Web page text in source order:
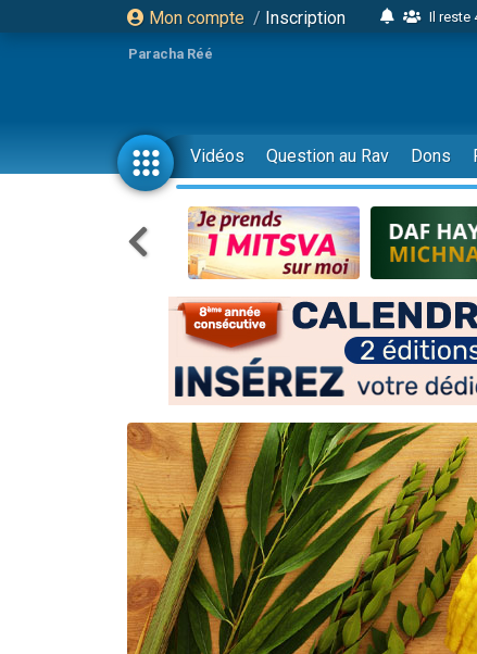
Mon compte / Inscription
Il reste
2
6
4
2
17
4
Il reste
Eva vient
4
3
Odaya
3
2
13
30
Il reste
12
29
Paracha Réé
Vidéos Question au Rav Dons